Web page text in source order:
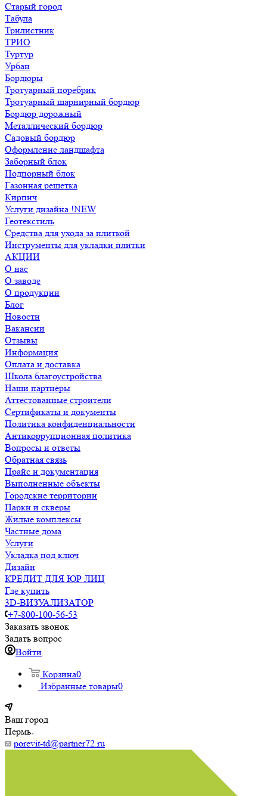
Старый город
Табула
Трилистник
ТРИО
Туртур
Урбан
Бордюры
Тротуарный поребрик
Тротуарный шарнирный бордюр
Бордюр дорожный
Металлический бордюр
Садовый бордюр
Оформление ландшафта
Заборный блок
Подпорный блок
Газонная решетка
Кирпич
Услуги дизайна !NEW
Геотекстиль
Средства для ухода за плиткой
Инструменты для укладки плитки
АКЦИИ
О нас
О заводе
О продукции
Блог
Новости
Вакансии
Отзывы
Информация
Оплата и доставка
Школа благоустройства
Наши партнёры
Аттестованные строители
Сертификаты и документы
Политика конфиденциальности
Антикоррупционная политика
Вопросы и ответы
Обратная связь
Прайс и документация
Выполненные объекты
Городские территории
Парки и скверы
Жилые комплексы
Частные дома
Услуги
Укладка под ключ
Дизайн
КРЕДИТ ДЛЯ ЮР ЛИЦ
Где купить
3D-ВИЗУАЛИЗАТОР
+7-800-100-56-53
Заказать звонок
Задать вопрос
Войти
Корзина0
Избранные товары0
Ваш город
Пермь
porevit-td@partner72.ru